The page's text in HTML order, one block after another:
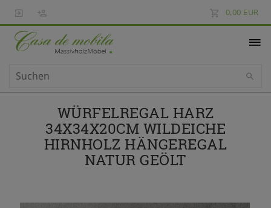
0,00 EUR
WÜRFELREGAL HARZ
34X34X20CM WILDEICHE
HIRNHOLZ HÄNGEREGAL
NATUR GEÖLT